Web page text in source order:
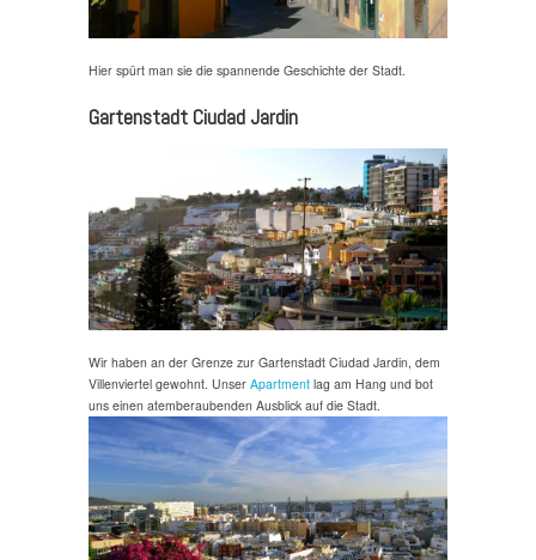
Hier spürt man sie die spannende Geschichte der Stadt.
Gartenstadt Ciudad Jardin
Wir haben an der Grenze zur Gartenstadt Ciudad Jardin, dem
Villenviertel gewohnt. Unser Apartment lag am Hang und bot
uns einen atemberaubenden Ausblick auf die Stadt.